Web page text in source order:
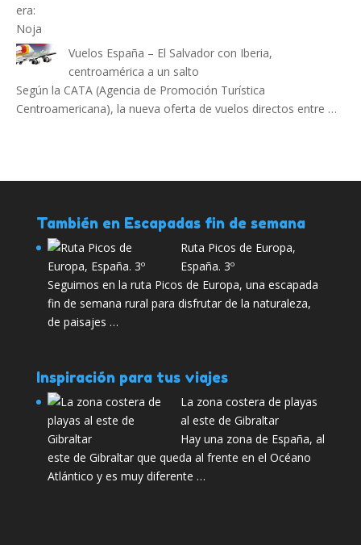
Vuelos España – El Salvador con Iberia,
centroamérica a un salto
Según la CATA (Agencia de Promoción Turística
Centroamericana), la nueva oferta de vuelos directos entre …
También en Escapadas fin de semana
Ruta Picos de Europa,
España. 3º
Seguimos en la ruta Picos de Europa, una escapada
fin de semana rural para disfrutar de la naturaleza,
de paisajes …
Inspiración para tus viajes
La zona costera de playas
al este de Gibraltar
Hay una zona de España, al
este de Gibraltar que queda al frente en el Océano
Atlántico y es muy diferente …